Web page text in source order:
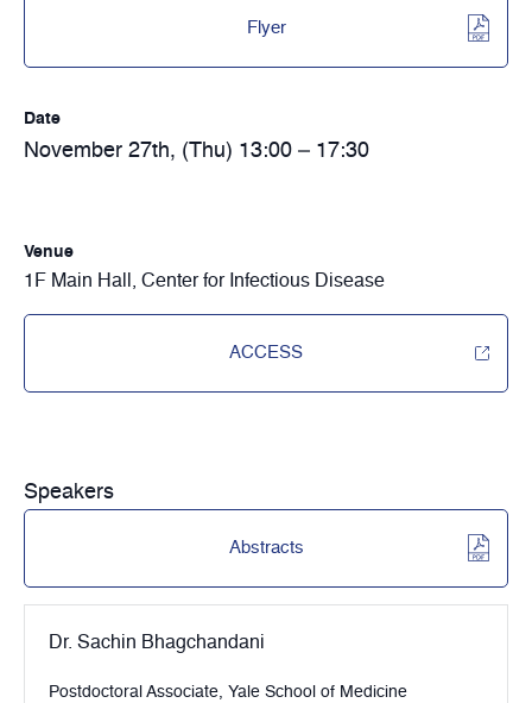
Flyer
Date
November 27th, (Thu) 13:00 – 17:30
Venue
1F Main Hall, Center for Infectious Disease
ACCESS
Speakers
Abstracts
Dr. Sachin Bhagchandani
Postdoctoral Associate, Yale School of Medicine